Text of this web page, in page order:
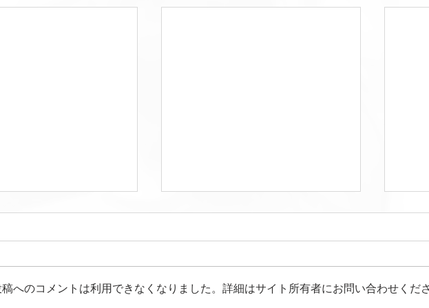
稿へのコメントは利用できなくなりました。詳細はサイト所有者にお問い合わせくだ